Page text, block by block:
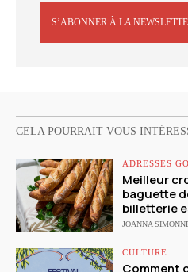
S’ABONNER À LA
CELA POURRAIT VOUS
ADRESSES
Meilleur
baguette
billetterie
JOANNA
CULTURE
Comment